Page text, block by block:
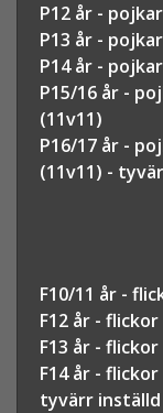
P12 år -
P13 år -
P14 år -
P15/16 år -
(11v11)
P16/17 år -
(11v11) -
F10/11 år -
F12 år -
F13 år -
F14 år -
tyvärr inställd